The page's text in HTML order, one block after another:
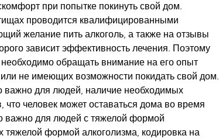
при попытке покинуть свой дом.
проводится квалифицированными
желание пить алкоголь, а также на отзывы
зависит эффективность лечения. Поэтому
обращать внимание на его опыт
не имеющих возможности покидать свой дом.
важно для людей, наличие необходимых
что человек может оставаться дома во время
важно для людей с тяжелой формой
тяжелой формой алкоголизма, кодировка на